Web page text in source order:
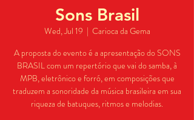
Sons Brasil
Wed, Jul 19
  |
Carioca da Gema
A proposta do evento é a apresentação do SONS
BRASIL com um repertório que vai do samba, à
MPB, eletrônico e forró, em composições que
traduzem a sonoridade da música brasileira em sua
riqueza de batuques, ritmos e melodias.